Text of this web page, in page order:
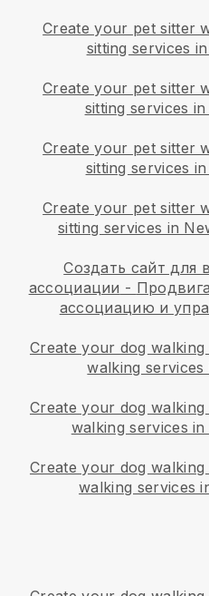
Create your pet sitter
sitting services
Create your pet sitter
sitting services
Create your pet sitter
sitting services
Create your pet sitter
sitting services in
Создать сайт для
ассоциации -
ассоциацию и
Create your dog walking
walking services
Create your dog walking
walking services
Create your dog walking
walking services